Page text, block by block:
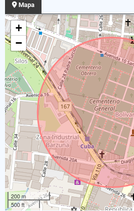
Mapa
+
−
200 m
500 ft